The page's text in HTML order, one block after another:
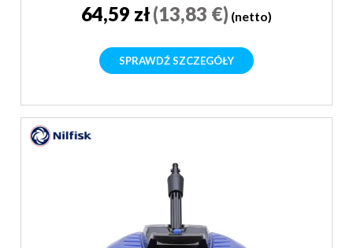
64,59 zł(13,83 €) (netto)
SPRAWDŹ SZCZEGÓŁY